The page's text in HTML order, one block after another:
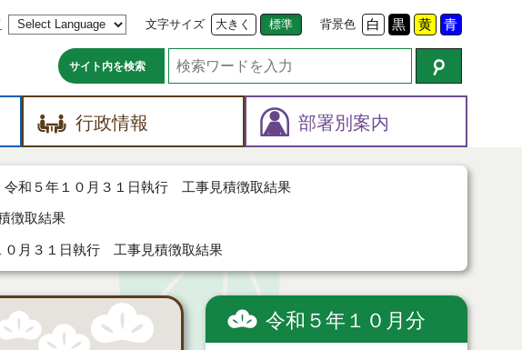
文字サイズ 大きく 標準 背景色 白 黒 黄 青
サイト内を検索
行政情報 部署別案内
令和５年１０月３１日執行 工事見積徴取結果
徴取結果
０月３１日執行 工事見積徴取結果
令和５年１０月分